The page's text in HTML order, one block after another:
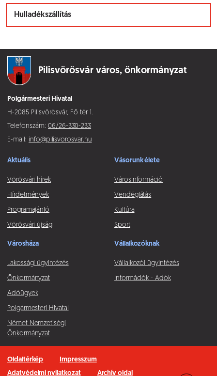
Hulladékszállítás
Pilisvörösvár város, önkormányzat
Polgármesteri Hivatal
H-2085 Pilisvörösvár, Fő tér 1.
Telefonszám: 06/26-330-233
E-mail: info@pilisvorosvar.hu
Aktuális
Vörösvári hírek
Hírdetmények
Programajánló
Vörösvári újság
Vásorunk élete
Városinformáció
Vendéglátás
Kultúra
Sport
Városháza
Lakossági ügyintézés
Önkormányzat
Adóügyek
Polgármesteri Hivatal
Német Nemzetiségi
Önkormányzat
Vállalkozóknak
Vállalkozói ügyintézés
Információk - Adók
Oldaltérkép
Impresszum
Adatvédelmi nyilatkozat
Archív oldal